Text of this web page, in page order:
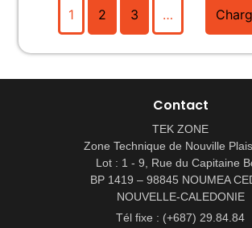
1 2 3 …
Contact
TEK ZONE
Zone Technique de Nouville
Lot : 1 - 9, Rue du Capitaine
BP 1419 – 98845 NOUMEA
NOUVELLE-CALEDONIE
Tél fixe : (+687) 29.84.84